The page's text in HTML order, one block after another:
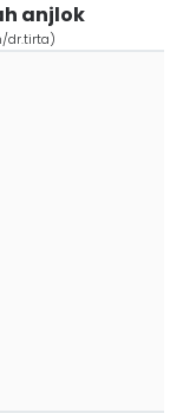
anjlok
dr.tirta)